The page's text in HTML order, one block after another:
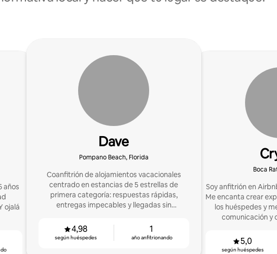
años
ojalá
Dave
Pompano Beach, Florida
Coanfitrión de alojamientos vacacionales
centrado en estancias de 5 estrellas de
primera categoría: respuestas rápidas,
entregas impecables y llegadas sin
hasta una evaluación excelente.
4,98
según huéspedes
1
año anfitrionando
Boca
Soy anfitrión en
Me encanta crear
los huéspedes y
comunicación y
5,0
según huéspedes